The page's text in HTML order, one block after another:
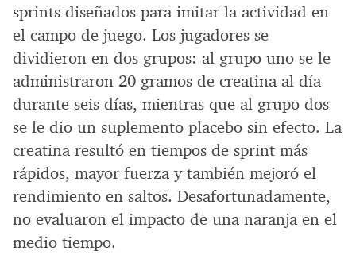
sprints diseñados para imitar la actividad en
el campo de juego. Los jugadores se
dividieron en dos grupos: al grupo uno se le
administraron 20 gramos de creatina al día
durante seis días, mientras que al grupo dos
se le dio un suplemento placebo sin efecto. La
creatina resultó en tiempos de sprint más
rápidos, mayor fuerza y también mejoró el
rendimiento en saltos. Desafortunadamente,
no evaluaron el impacto de una naranja en el
medio tiempo.